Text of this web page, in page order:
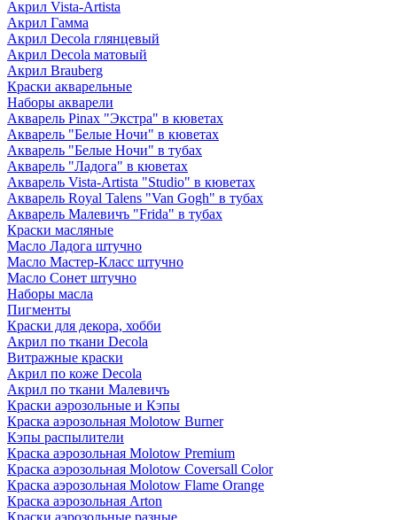
Акрил Vista-Artista
Акрил Гамма
Акрил Decola глянцевый
Акрил Decola матовый
Акрил Brauberg
Краски акварельные
Наборы акварели
Акварель Pinax "Экстра" в кюветах
Акварель "Белые Ночи" в кюветах
Акварель "Белые Ночи" в тубах
Акварель "Ладога" в кюветах
Акварель Vista-Artista "Studio" в кюветах
Акварель Royal Talens "Van Gogh" в тубах
Акварель Малевичъ "Frida" в тубах
Краски масляные
Масло Ладога штучно
Масло Мастер-Класс штучно
Масло Сонет штучно
Наборы масла
Пигменты
Краски для декора, хобби
Акрил по ткани Decola
Витражные краски
Акрил по коже Decola
Акрил по ткани Малевичъ
Краски аэрозольные и Кэпы
Краска аэрозольная Molotow Burner
Кэпы распылители
Краска аэрозольная Molotow Premium
Краска аэрозольная Molotow Coversall Color
Краска аэрозольная Molotow Flame Orange
Краска аэрозольная Arton
Краски аэрозольные разные